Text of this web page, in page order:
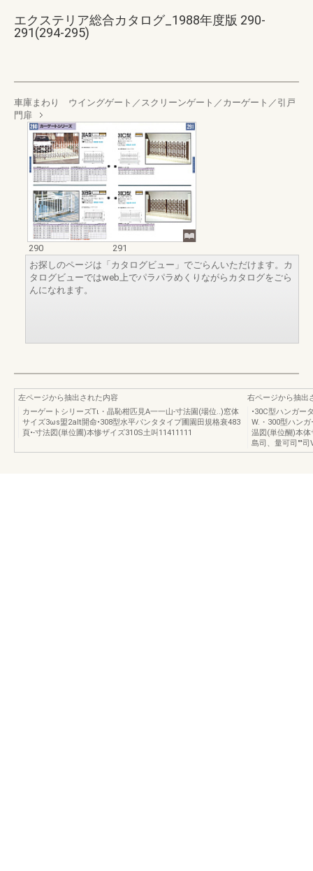
エクステリア総合カタログ_1988年度版 290-
291(294-295)
車庫まわり ウイングゲート／スクリーンゲート／カーゲート／引戸
門扉
290
291
お探しのページは「カタログビュー」でごらんいただけます。カ
タログビューではweb上でパラパラめくりながらカタログをごら
んになれます。
左ページから抽出された内容
カーゲートシリーズTι・晶恥柑匹見A一一山-寸法園(場位..)窓体
サイズ3ωs盟2alt開命•308型水平パンタタイプ圃園田規格衰483
頁•-寸法図(単位圃)本惨ザイズ310S土叫11411111
右ページから抽出
•30C型ハンガー
W.・300型ハン
温図(単位醐)本体
島司、量可司""司